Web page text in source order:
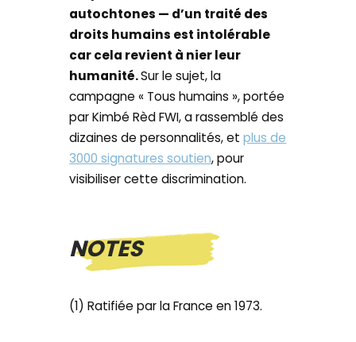
autochtones — d’un traité des
droits humains est intolérable
car cela revient à nier leur
humanité.Sur le sujet, la
campagne « Tous humains », portée
par Kimbé Rèd FWI, a rassemblé des
dizaines de personnalités, etplus de
3000 signatures soutien, pour
visibiliser cette discrimination.
NOTES
(1) Ratifiée par la France en 1973.